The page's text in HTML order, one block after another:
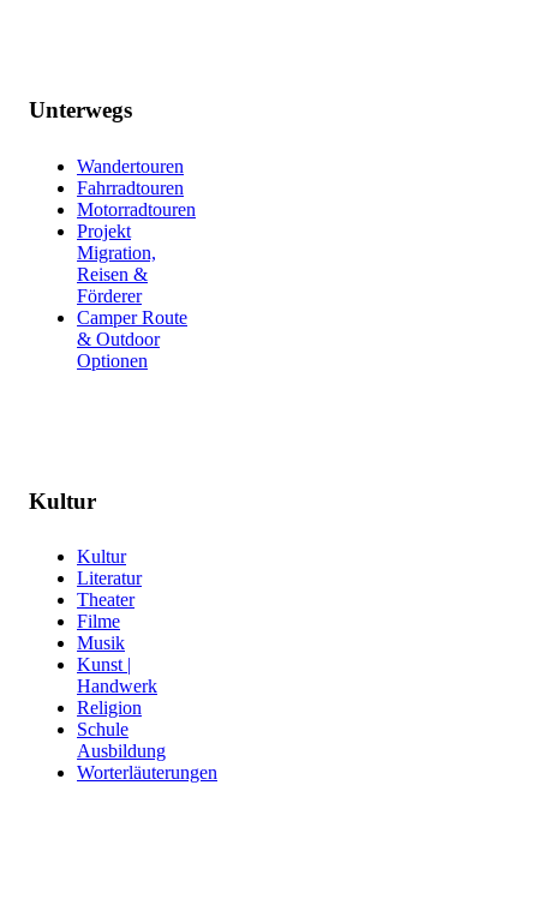
Unterwegs
Wandertouren
Fahrradtouren
Motorradtouren
Projekt
Migration,
Reisen &
Förderer
Camper Route
& Outdoor
Optionen
Kultur
Kultur
Literatur
Theater
Filme
Musik
Kunst |
Handwerk
Religion
Schule
Ausbildung
Worterläuterungen